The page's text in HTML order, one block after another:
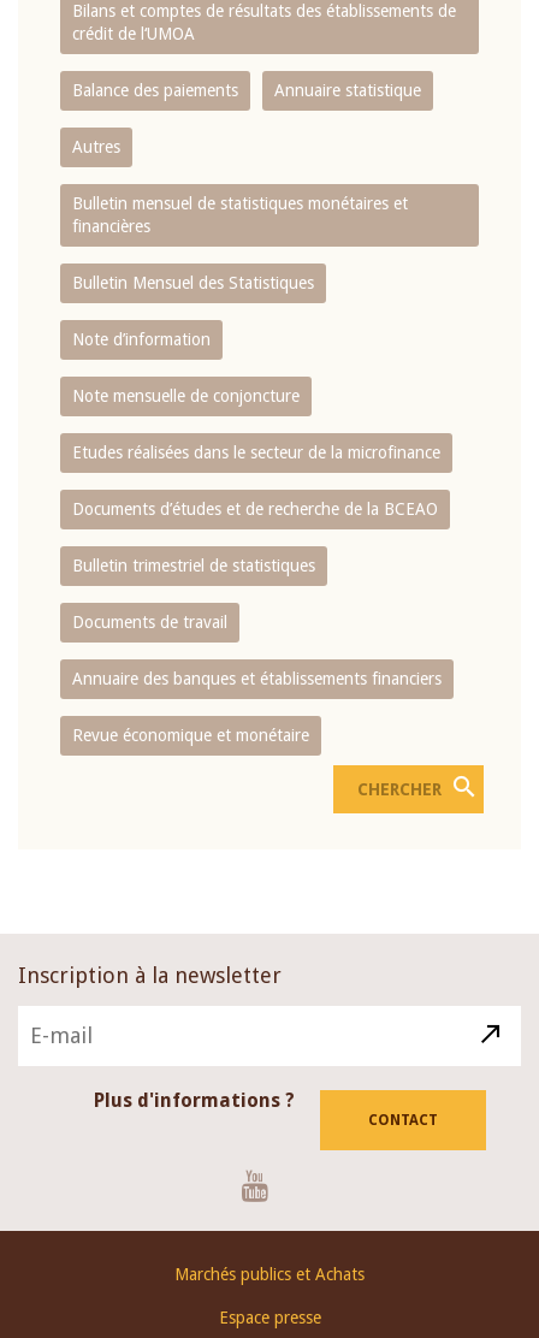
Bilans et comptes de résultats des établissements de
crédit de l‘UMOA
Balance des paiements Annuaire statistique
Autres
Bulletin mensuel de statistiques monétaires et
financières
Bulletin Mensuel des Statistiques
Note d’information
Note mensuelle de conjoncture
Etudes réalisées dans le secteur de la microfinance
Documents d’études et de recherche de la BCEAO
Bulletin trimestriel de statistiques
Documents de travail
Annuaire des banques et établissements financiers
Revue économique et monétaire
Inscription à la newsletter
Plus d'informations ?
CONTACT
Marchés publics et Achats
Espace presse